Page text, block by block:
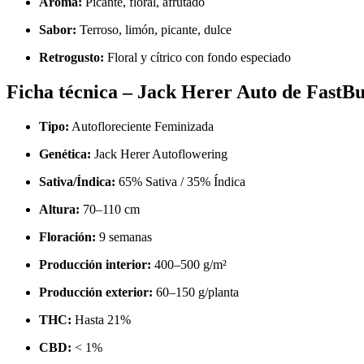
Sabor: Terroso, limón, picante, dulce
Retrogusto: Floral y cítrico con fondo especiado
Ficha técnica – Jack Herer Auto de
Tipo: Autofloreciente Feminizada
Genética: Jack Herer Autoflowering
Sativa/Índica: 65% Sativa / 35% Índica
Altura: 70–110 cm
Floración: 9 semanas
Producción interior: 400–500 g/m²
Producción exterior: 60–150 g/planta
THC: Hasta 21%
CBD: < 1%